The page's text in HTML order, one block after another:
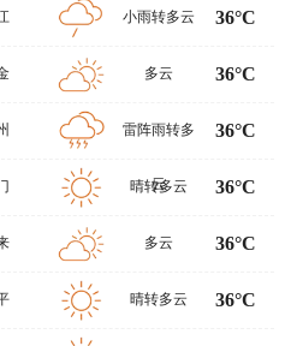
小雨转多云 36°C
多云 36°C
雷阵雨转多
云
36°C
晴转多云 36°C
多云 36°C
晴转多云 36°C